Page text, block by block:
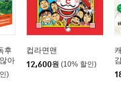
후
아
)
컵라면맨
12,600원 (10% 할인)